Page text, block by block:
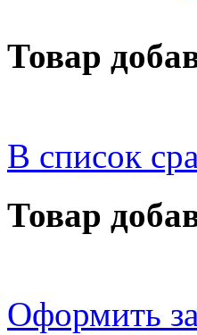
Товар
В список
Товар
Оформить